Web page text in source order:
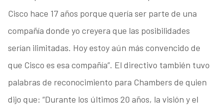
Cisco hace 17 años porque quería ser parte de una
compañía donde yo creyera que las posibilidades
serían ilimitadas. Hoy estoy aún más convencido de
que Cisco es esa compañía”. El directivo también tuvo
palabras de reconocimiento para Chambers de quien
dijo que: “Durante los últimos 20 años, la visión y el